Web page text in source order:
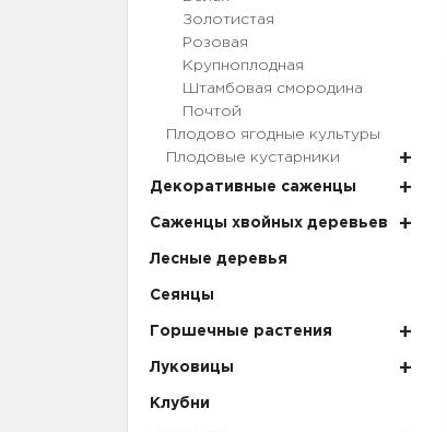
Золотистая
Розовая
Крупноплодная
Штамбовая смородина
Почтой
Плодово ягодные культуры
Плодовые кустарники
Декоративные саженцы
Саженцы хвойных деревьев
Лесные деревья
Сеянцы
Горшечные растения
Луковицы
Клубни